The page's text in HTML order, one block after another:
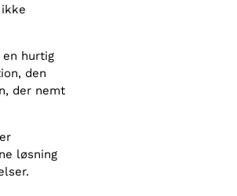
en hurtig
den
der nemt
løsning